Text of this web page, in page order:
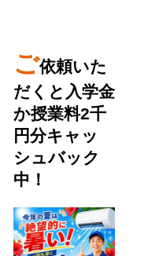
ご依頼いた
だくと入学金
か授業料2千
円分キャッ
シュバック
中！